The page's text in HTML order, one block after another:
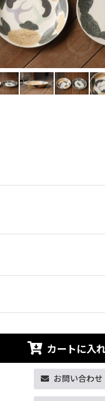
カートに入
お問い合わせ